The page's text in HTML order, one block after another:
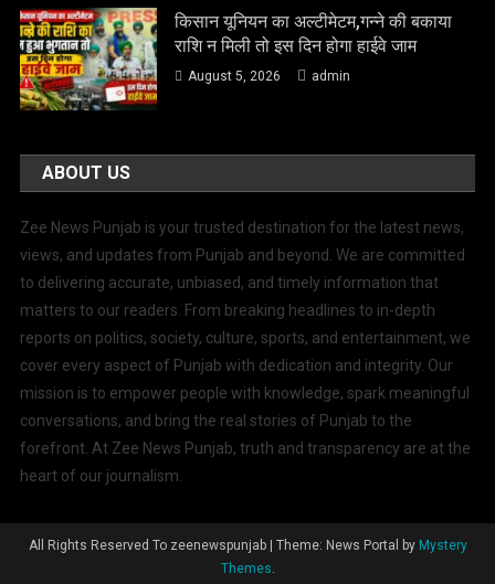
किसान यूनियन का अल्टीमेटम,गन्ने की बकाया
राशि न मिली तो इस दिन होगा हाईवे जाम
August 5, 2026 admin
ABOUT US
Zee News Punjab is your trusted destination for the latest news,
views, and updates from Punjab and beyond. We are committed
to delivering accurate, unbiased, and timely information that
matters to our readers. From breaking headlines to in-depth
reports on politics, society, culture, sports, and entertainment, we
cover every aspect of Punjab with dedication and integrity. Our
mission is to empower people with knowledge, spark meaningful
conversations, and bring the real stories of Punjab to the
forefront. At Zee News Punjab, truth and transparency are at the
heart of our journalism.
All Rights Reserved To zeenewspunjab | Theme: News Portal by Mystery
Themes.